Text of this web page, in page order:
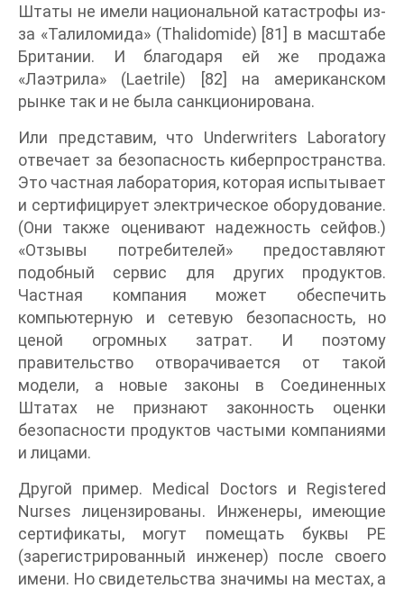
Штаты не имели национальной катастрофы из-
за «Талиломида» (Thalidomide) [81] в масштабе
Британии. И благодаря ей же продажа
«Лаэтрила» (Laetrile) [82] на американском
рынке так и не была санкционирована.
Или представим, что Underwriters Laboratory
отвечает за безопасность киберпространства.
Это частная лаборатория, которая испытывает
и сертифицирует электрическое оборудование.
(Они также оценивают надежность сейфов.)
«Отзывы потребителей» предоставляют
подобный сервис для других продуктов.
Частная компания может обеспечить
компьютерную и сетевую безопасность, но
ценой огромных затрат. И поэтому
правительство отворачивается от такой
модели, а новые законы в Соединенных
Штатах не признают законность оценки
безопасности продуктов частыми компаниями
и лицами.
Другой пример. Medical Doctors и Registered
Nurses лицензированы. Инженеры, имеющие
сертификаты, могут помещать буквы РЕ
(зарегистрированный инженер) после своего
имени. Но свидетельства значимы на местах, а